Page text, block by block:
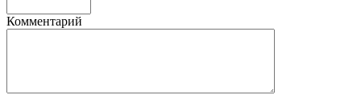
Комментарий